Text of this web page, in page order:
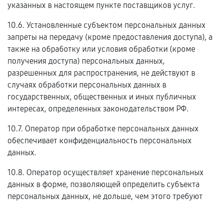
указанных в настоящем пункте поставщиков услуг.
10.6. Установленные субъектом персональных данных
запреты на передачу (кроме предоставления доступа), а
также на обработку или условия обработки (кроме
получения доступа) персональных данных,
разрешенных для распространения, не действуют в
случаях обработки персональных данных в
государственных, общественных и иных публичных
интересах, определенных законодательством РФ.
10.7. Оператор при обработке персональных данных
обеспечивает конфиденциальность персональных
данных.
10.8. Оператор осуществляет хранение персональных
данных в форме, позволяющей определить субъекта
персональных данных, не дольше, чем этого требуют